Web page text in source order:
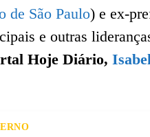
de São Paulo) e ex-
e outras
Hoje Diário,